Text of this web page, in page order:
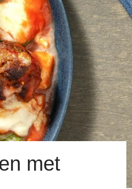
met